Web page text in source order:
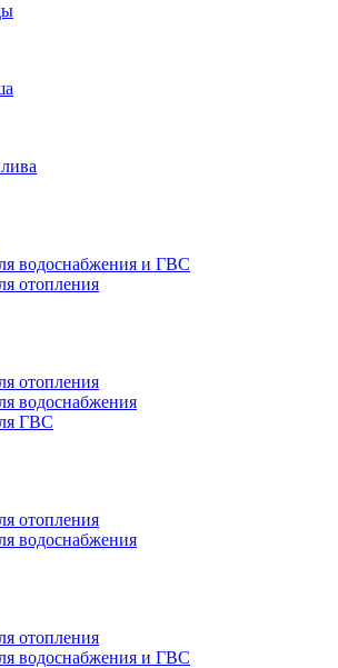
водоснабжения и ГВС
отопления
отопления
водоснабжения
ГВС
отопления
водоснабжения
отопления
водоснабжения и ГВС